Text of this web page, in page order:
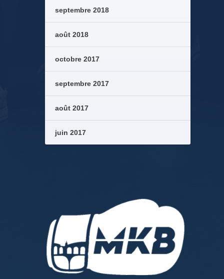
septembre 2018
août 2018
octobre 2017
septembre 2017
août 2017
juin 2017